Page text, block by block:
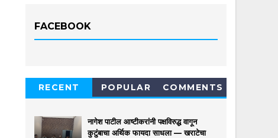
FACEBOOK
RECENT POPULAR COMMENTS
नागेश पाटील आष्टीकरांनी पक्षविरुद्ध वागून
कुटुंबाचा अर्थिक फायदा साधला — खराटेचा